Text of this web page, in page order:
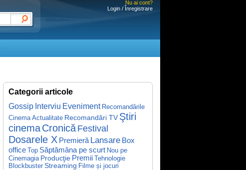
Nu ai cont?
Login / Înregistrare
Categorii articole
Gossip Interviu Eveniment Recomandările
Cinema Actualitate Recomandări TV Ştiri
cinemaCronicăFestival
Dosarele X Premieră Lansare Box
office Top Săptămâna pe scurt Nou pe
Cinemagia Producţie Premii Tehnologie
Blockbuster Streaming Filme și jocuri